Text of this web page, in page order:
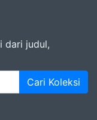
dari judul,
Cari Koleksi